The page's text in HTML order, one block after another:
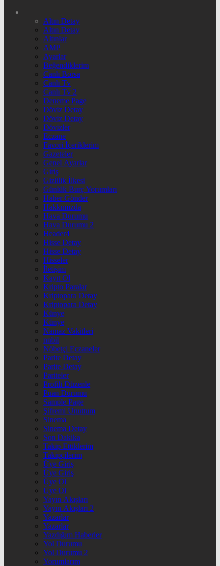
Altın Detay
Altın Detay
Altınlar
AMP
Ayarlar
Beğendiklerim
Canlı Borsa
Canlı Tv
Canlı Tv 2
Deneme Page
Döviz Detay
Döviz Detay
Dövizler
Eczane
Favori İçeriklerim
Gazeteler
Genel Ayarlar
Giriş
Gizlilik İlkesi
Günlük Burç Yorumları
Haber Gönder
Hakkımızda
Hava Durumu
Hava Durumu 2
Header4
Hisse Detay
Hisse Detay
Hisseler
İletişim
Kayıt Ol
Kripto Paralar
Kriptopara Detay
Kriptopara Detay
Künye
Künye
Namaz Vakitleri
nnbil
Nöbetçi Eczaneler
Parite Detay
Parite Detay
Pariteler
Profili Düzenle
Puan Durumu
Sample Page
Şifremi Unuttum
Sinema
Sinema Detay
Son Dakika
Takip Ettiklerim
Takipçilerim
Üye Giriş
Üye Giriş
Üye Ol
Üye Ol
Yayın Akışları
Yayın Akışları 2
Yazarlar
Yazarlar
Yazdığım Haberler
Yol Durumu
Yol Durumu 2
Yorumlarım